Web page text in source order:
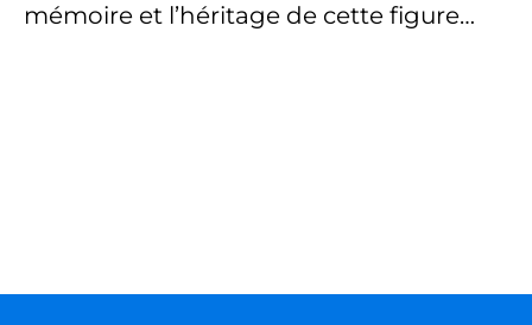
mémoire et l’héritage de cette figure…